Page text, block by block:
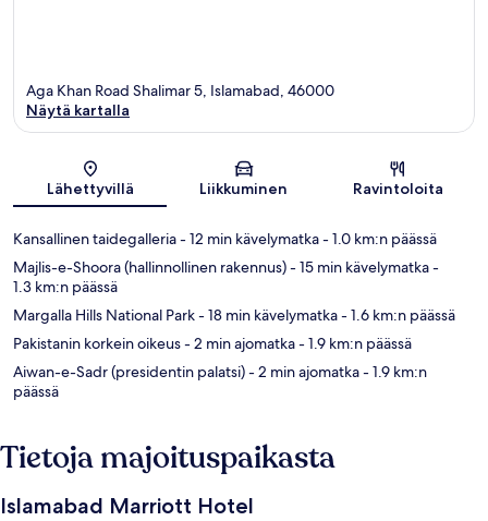
Kartta
Aga Khan Road Shalimar 5, Islamabad, 46000
Näytä kartalla
Lähettyvillä Liikkuminen Ravintoloita
Kansallinen taidegalleria- 12 min kävelymatka- 1.0 km:n päässä
Majlis-e-Shoora (hallinnollinen rakennus)- 15 min kävelymatka-
1.3 km:n päässä
Margalla Hills National Park- 18 min kävelymatka- 1.6 km:n päässä
Pakistanin korkein oikeus- 2 min ajomatka- 1.9 km:n päässä
Aiwan-e-Sadr (presidentin palatsi)- 2 min ajomatka- 1.9 km:n
päässä
Tietoja majoituspaikasta
Islamabad Marriott Hotel